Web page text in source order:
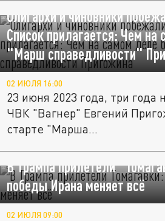
Олигархи и чиновники
Список прилагается: Чем
"Марш справедливости"
02 ИЮЛЯ 16:00
23 июня 2023 года, три года
ЧВК "Вагнер" Евгений
старте "Марша...
В Трампа прилетели
победы Ирана меняет всё
02 ИЮЛЯ 09:00